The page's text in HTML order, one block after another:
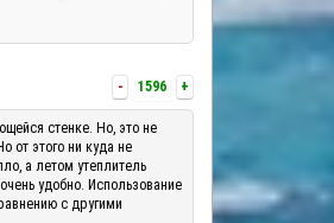
- 1596 +
стенке. Но, это не
от этого ни куда не
а летом утеплитель
удобно. Использование
с другими